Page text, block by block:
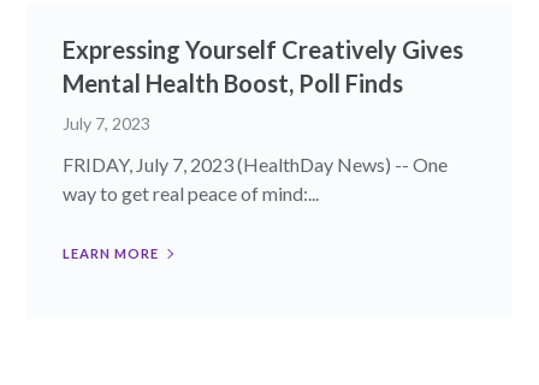
Expressing Yourself Creatively Gives
Mental Health Boost, Poll Finds
July 7, 2023
FRIDAY, July 7, 2023 (HealthDay News) -- One
way to get real peace of mind:...
LEARN MORE